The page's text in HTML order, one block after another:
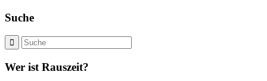
Suche
Wer ist Rauszeit?